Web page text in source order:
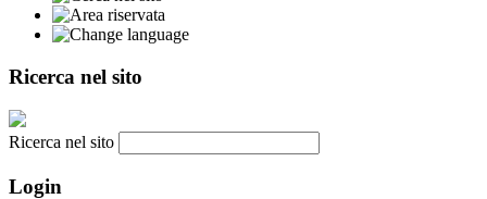
Ricerca nel sito
Ricerca nel sito
Login